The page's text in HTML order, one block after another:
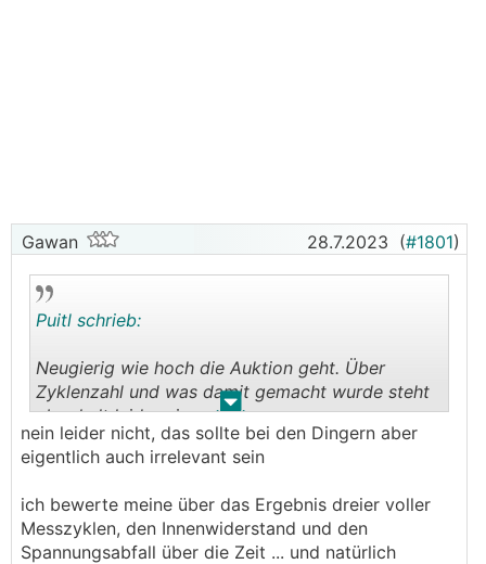
Gawan 28.7.2023 (#1801)
. .
Puitl schrieb:
Neugierig wie hoch die Auktion geht. Über
Zyklenzahl und was damit gemacht wurde steht
aber halt leider nix
nein leider nicht, das sollte bei den Dingern aber
eigentlich auch irrelevant sein
ich bewerte meine über das Ergebnis dreier voller
Messzyklen, den Innenwiderstand und den
Spannungsabfall über die Zeit ... und natürlich